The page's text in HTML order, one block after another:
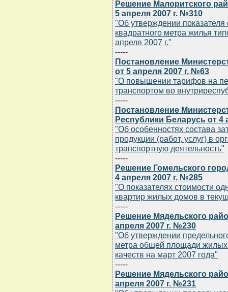
Решение Малоритского
5 апреля 2007 г. №310
"Об утверждении показателя
квадратного метра жилья
апреля 2007 г."
-----
Постановление
от 5 апреля 2007 г. №63
"О повышении тарифов на
транспортом во
-----
Постановление
Республики Беларусь от 4
"Об особенностях состава
продукции (работ, услуг) в
транспортную деятельность"
-----
Решение Гомельского
4 апреля 2007 г. №285
"О показателях стоимости
квартир жилых домов в
-----
Решение Мядельского
апреля 2007 г. №230
"Об утверждении
метра общей площади жилых
качеств на март 2007 года"
-----
Решение Мядельского
апреля 2007 г. №231